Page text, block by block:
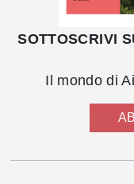
SOTTOSCRIVI
Il mondo di